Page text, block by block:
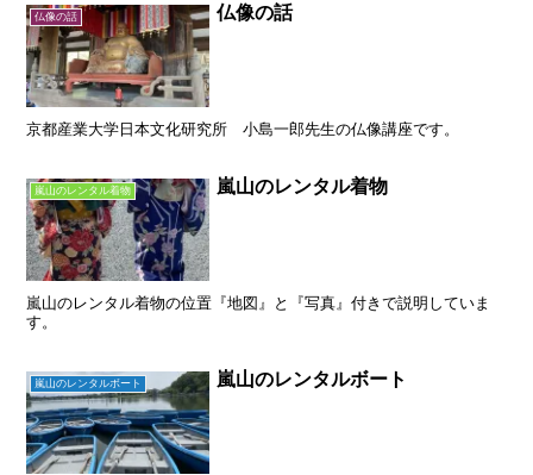
仏像の話 仏像の話
京都産業大学日本文化研究所 小島一郎先生の仏像講座です。
嵐山のレンタル着物 嵐山のレンタル着物
嵐山のレンタル着物の位置『地図』と『写真』付きで説明していま
す。
嵐山のレンタルボート 嵐山のレンタルボート